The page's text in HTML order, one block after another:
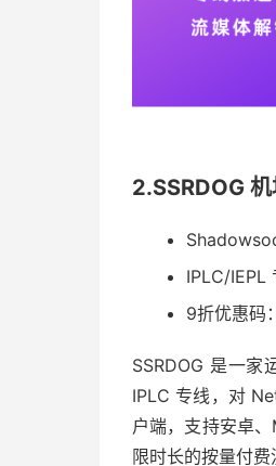
2.SSRDOG
IPLC/IEPL
9折优惠码：
SSRDOG 是一
IPLC 专线，对
户端，支持安卓
限时长的按量付